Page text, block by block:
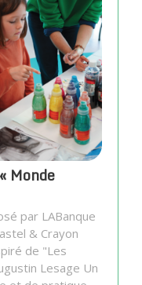
Monde
par LABanque
& Crayon
de "Les
Lesage Un